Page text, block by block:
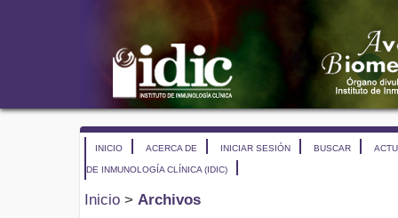
INICIO ACERCA DE INICIAR SESIÓN BUSCAR
DE INMUNOLOGÍA CLÍNICA (IDIC)
Inicio > Archivos